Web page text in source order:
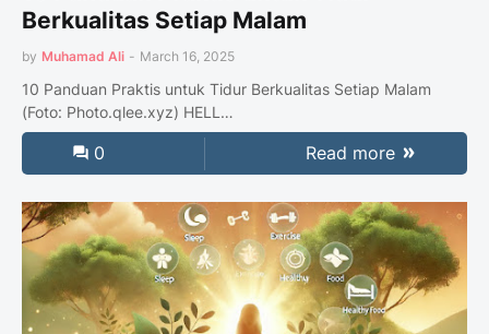
Berkualitas Setiap Malam
by Muhamad Ali - March 16, 2025
10 Panduan Praktis untuk Tidur Berkualitas Setiap Malam
(Foto: Photo.qlee.xyz) HELL…
0 Read more